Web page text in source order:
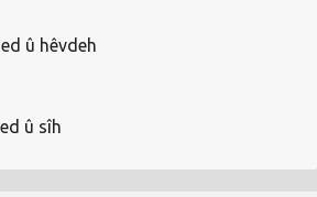
û hêvdeh
û sîh